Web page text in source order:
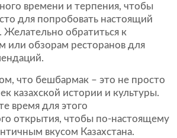
времени и терпения, чтобы
для попробовать настоящий
Желательно обратиться к
или обзорам ресторанов для
что бешбармак – это не просто
казахской истории и культуры.
время для этого
открытия, чтобы по-настоящему
вкусом Казахстана.